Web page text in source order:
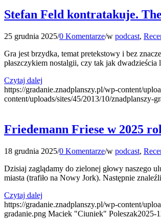
Stefan Feld kontratakuje.
25 grudnia 2025/0 Komentarze/w podcast,
Gra jest brzydka, temat pretekstowy i bez
płaszczykiem nostalgii, czy tak jak
Czytaj dalej
https://gradanie.znadplanszy.pl/wp-content/
content/uploads/sites/45/2013/10/znadplanszy-
Friedemann Friese w 2025
18 grudnia 2025/0 Komentarze/w podcast,
Dzisiaj zaglądamy do zielonej głowy naszego
miasta (trafiło na Nowy Jork). Następnie
Czytaj dalej
https://gradanie.znadplanszy.pl/wp-content/
gradanie.png Maciek "Ciuniek" Poleszak2025-